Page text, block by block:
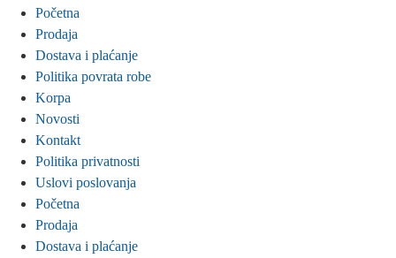
Početna
Prodaja
Dostava i plaćanje
Politika povrata robe
Korpa
Novosti
Kontakt
Politika privatnosti
Uslovi poslovanja
Početna
Prodaja
Dostava i plaćanje